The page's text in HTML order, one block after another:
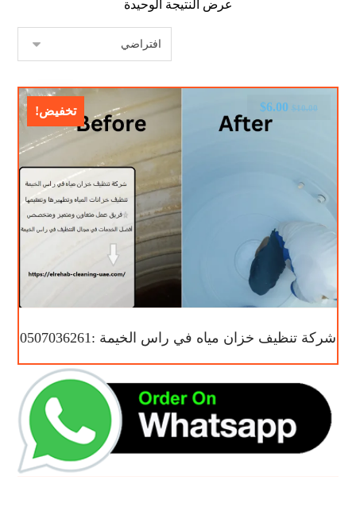
عرض النتيجة الوحيدة
تخفيض!
شركة تنظيف خزان مياه في راس الخيمة :0507036261
$10.00
$6.00